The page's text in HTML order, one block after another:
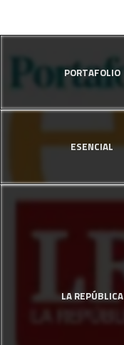
PORTAFOLIO
ESENCIAL
LA REPÚBLICA